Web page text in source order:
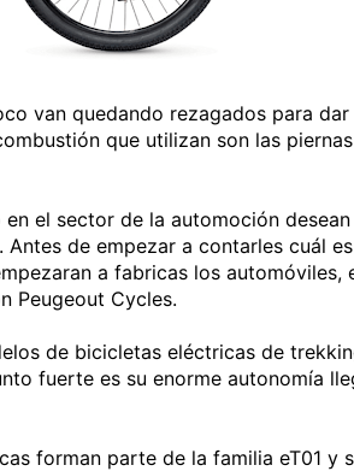
van quedando rezagados para
que utilizan son las
el sector de la automoción
de empezar a contarles cuál
a fabricas los
Peugeout Cycles.
de bicicletas eléctricas de
fuerte es su enorme autonomía
forman parte de la familia eT01 y